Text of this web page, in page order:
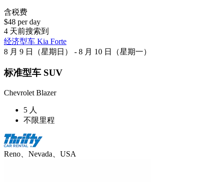
含税费
$48 per day
4 天前搜索到
经济型车 Kia Forte
8 月 9 日（星期日） - 8 月 10 日（星期一）
标准型车 SUV
Chevrolet Blazer
5 人
不限里程
Reno、Nevada、USA